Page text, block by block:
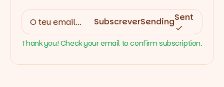
SubscreverSendingSent
Thank you! Check your email to confirm subscription.